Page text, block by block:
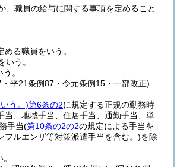
職員の給与に関する事項を定めること
る職員をいう。
う。
。
平21条例87・令元条例15・一部改正)
う。)第6条の2に規定する正規の勤務時
、地域手当、住居手当、通勤手当、単
手当(第10条の2の2の規定による手当を
ルエンザ等対策派遣手当を含む。)を除